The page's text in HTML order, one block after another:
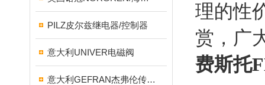
PILZ皮尔兹继电器/控制器
意大利UNIVER电磁阀
意大利GEFRAN杰弗伦传感器
理的性
赏，广
费斯托